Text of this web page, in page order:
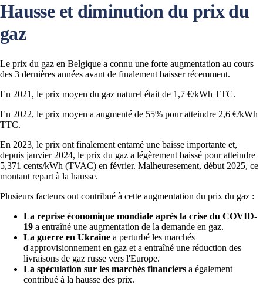
Hausse et diminution du prix du
gaz
Le prix du gaz en Belgique a connu une forte augmentation au cours
des 3 dernières années avant de finalement baisser récemment.
En 2021, le prix moyen du gaz naturel était de 1,7 €/kWh TTC.
En 2022, le prix moyen a augmenté de 55% pour atteindre 2,6 €/kWh
TTC.
En 2023, le prix ont finalement entamé une baisse importante et,
depuis janvier 2024, le prix du gaz a légèrement baissé pour atteindre
5,371 cents/kWh (TVAC) en février. Malheuresement, début 2025, ce
montant repart à la hausse.
Plusieurs facteurs ont contribué à cette augmentation du prix du gaz :
La reprise économique mondiale après la crise du COVID-
19 a entraîné une augmentation de la demande en gaz.
La guerre en Ukraine a perturbé les marchés
d'approvisionnement en gaz et a entraîné une réduction des
livraisons de gaz russe vers l'Europe.
La spéculation sur les marchés financiers a également
contribué à la hausse des prix.